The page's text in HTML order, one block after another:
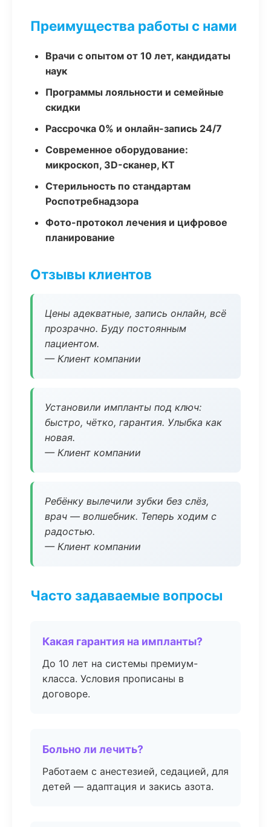
Преимущества работы с нами
Врачи с опытом от 10 лет, кандидаты
наук
Программы лояльности и семейные
скидки
Рассрочка 0% и онлайн-запись 24/7
Современное оборудование:
микроскоп, 3D-сканер, КТ
Стерильность по стандартам
Роспотребнадзора
Фото-протокол лечения и цифровое
планирование
Отзывы клиентов
Цены адекватные, запись онлайн, всё
прозрачно. Буду постоянным
пациентом.
— Клиент компании
Установили импланты под ключ:
быстро, чётко, гарантия. Улыбка как
новая.
— Клиент компании
Ребёнку вылечили зубки без слёз,
врач — волшебник. Теперь ходим с
радостью.
— Клиент компании
Часто задаваемые вопросы
Какая гарантия на импланты?
До 10 лет на системы премиум-
класса. Условия прописаны в
договоре.
Больно ли лечить?
Работаем с анестезией, седацией, для
детей — адаптация и закись азота.